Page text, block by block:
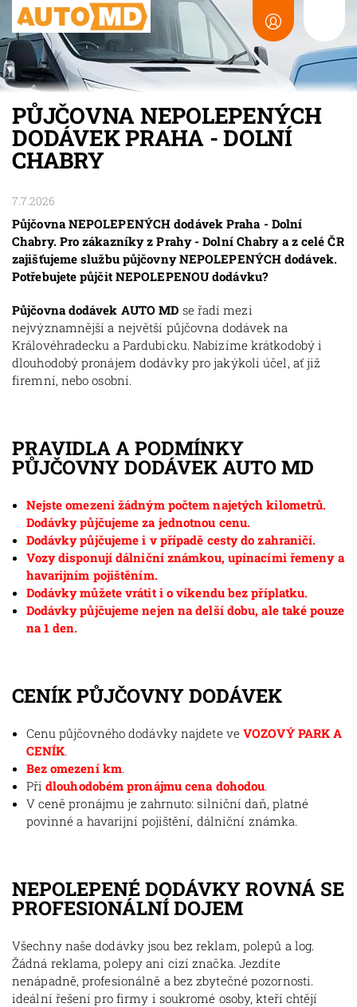
PŮJČOVNA NEPOLEPENÝCH
DODÁVEK PRAHA - DOLNÍ
CHABRY
7.7.2026
Půjčovna NEPOLEPENÝCH dodávek Praha - Dolní
Chabry. Pro zákazníky z Prahy - Dolní Chabry a z celé ČR
zajišťujeme službu půjčovny NEPOLEPENÝCH dodávek.
Potřebujete půjčit NEPOLEPENOU dodávku?
Půjčovna dodávek AUTO MD se řadí mezi
nejvýznamnější a největší půjčovna dodávek na
Královéhradecku a Pardubicku. Nabízíme krátkodobý i
dlouhodobý pronájem dodávky pro jakýkoli účel, ať již
firemní, nebo osobní.
PRAVIDLA A PODMÍNKY
PŮJČOVNY DODÁVEK AUTO MD
Nejste omezeni žádným počtem najetých kilometrů.
Dodávky půjčujeme za jednotnou cenu.
Dodávky půjčujeme i v případě cesty do zahraničí.
Vozy disponují dálniční známkou, upínacími řemeny a
havarijním pojištěním.
Dodávky můžete vrátit i o víkendu bez příplatku.
Dodávky půjčujeme nejen na delší dobu, ale také pouze
na 1 den.
CENÍK PŮJČOVNY DODÁVEK
Cenu půjčovného dodávky najdete veVOZOVÝ PARK A
CENÍK.
Bez omezení km.
Při dlouhodobém pronájmu cena dohodou.
V ceně pronájmu je zahrnuto: silniční daň, platné
povinné a havarijní pojištění, dálniční známka.
NEPOLEPENÉ DODÁVKY ROVNÁ SE
PROFESIONÁLNÍ DOJEM
Všechny naše dodávky jsou bez reklam, polepů a log.
Žádná reklama, polepy ani cizí značka. Jezdíte
nenápadně, profesionálně a bez zbytečné pozornosti.
ideální řešení pro firmy i soukromé osoby, kteří chtějí